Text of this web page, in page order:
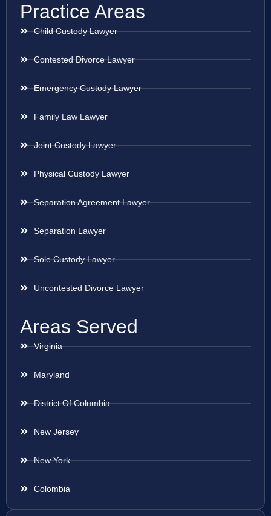
Practice Areas
Child Custody Lawyer
Contested Divorce Lawyer
Emergency Custody Lawyer
Family Law Lawyer
Joint Custody Lawyer
Physical Custody Lawyer
Separation Agreement Lawyer
Separation Lawyer
Sole Custody Lawyer
Uncontested Divorce Lawyer
Areas Served
Virginia
Maryland
District Of Columbia
New Jersey
New York
Colombia